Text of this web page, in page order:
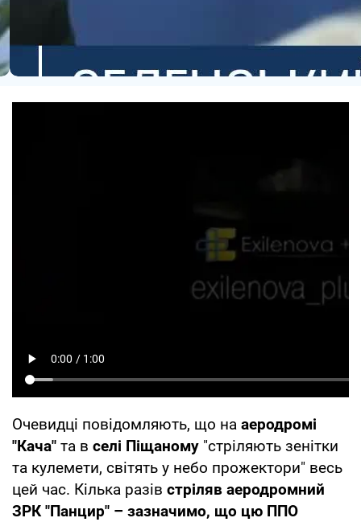
Очевидці повідомляють, що на аеродромі
"Кача" та в селі Піщаному "стріляють зенітки
та кулемети, світять у небо прожектори" весь
цей час. Кілька разів стріляв аеродромний
ЗРК "Панцир" – зазначимо, що цю ППО